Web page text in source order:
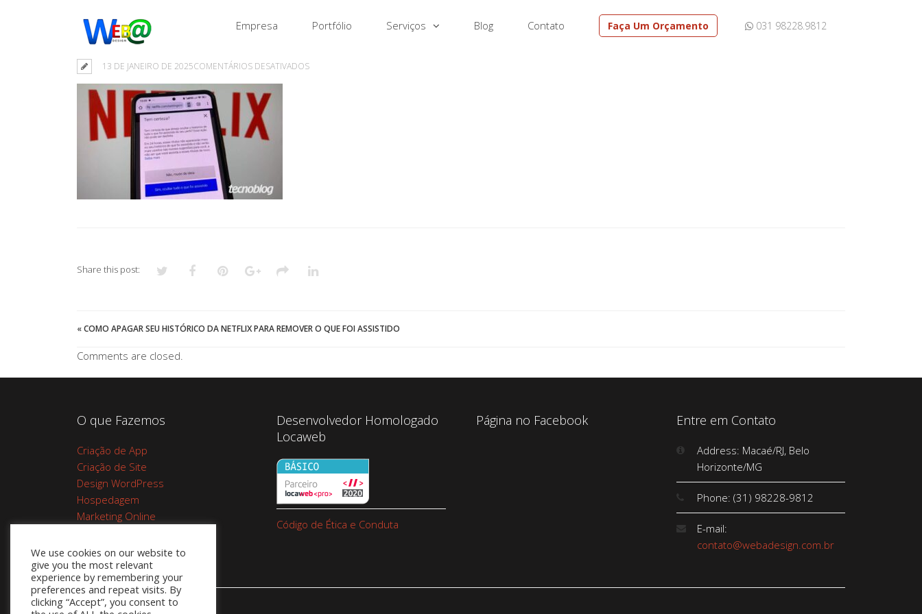
031 98228.9812
Empresa Portfólio Serviços Blog Contato Faça Um Orçamento
13 DE JANEIRO DE 2025COMENTÁRIOS DESATIVADOSEM
Share this post:
«COMO APAGAR SEU HISTÓRICO DA NETFLIX PARA REMOVER O QUE FOI ASSISTIDO
Comments are closed.
O que Fazemos
Criação de App
Criação de Site
Design WordPress
Hospedagem
Marketing Online
Cupom Google Workspace do
Google 10%
Desenvolvedor Homologado
Locaweb
Código de Ética e Conduta
Página no Facebook Entre em Contato
Address: Macaé/RJ, Belo
Horizonte/MG
Phone: (31) 98228-9812
E-mail:
contato@webadesign.com.br
We use cookies on our website to
give you the most relevant
experience by remembering your
preferences and repeat visits. By
clicking “Accept”, you consent to